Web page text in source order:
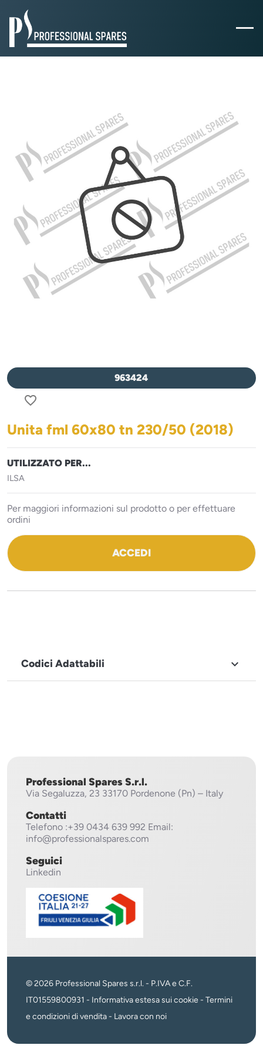
963424
favorite_border
Unita fml 60x80 tn 230/50 (2018)
UTILIZZATO PER...
ILSA
Per maggiori informazioni sul prodotto o per effettuare
ordini
ACCEDI
Codici Adattabili 
Professional Spares S.r.l.
Via Segaluzza, 23 33170 Pordenone (Pn) – Italy
Contatti
Telefono :+39 0434 639 992 Email:
info@professionalspares.com
Seguici
Linkedin
© 2026 Professional Spares s.r.l. - P.IVA e C.F.
IT01559800931 - Informativa estesa sui cookie - Termini
e condizioni di vendita- Lavora con noi